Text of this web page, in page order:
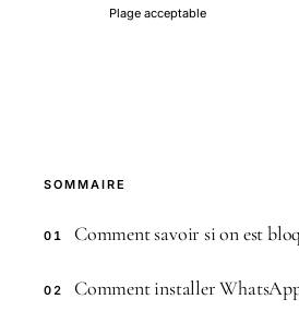
Plage acceptable
SOMMAIRE
01 Comment savoir si on est
02 Comment installer